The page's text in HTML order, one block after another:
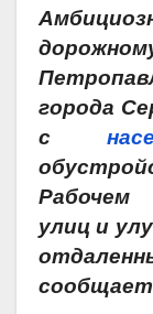
города
с
Рабочем
улиц и
сообщает